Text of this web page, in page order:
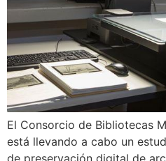
El Consorcio de Bibliotecas
está llevando a cabo un